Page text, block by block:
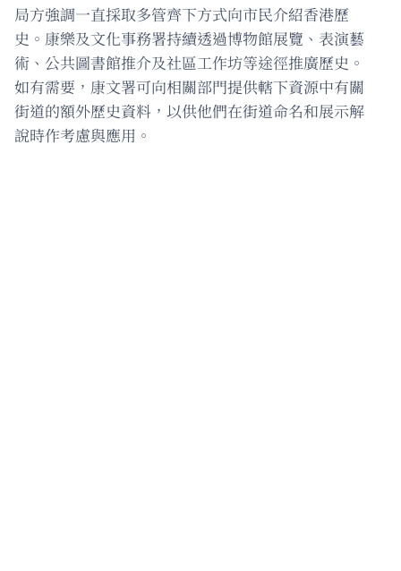
局方強調一直採取多管齊下方式向市民介紹香港歷
史。康樂及文化事務署持續透過博物館展覽、表演藝
術、公共圖書館推介及社區工作坊等途徑推廣歷史。
如有需要，康文署可向相關部門提供轄下資源中有關
街道的額外歷史資料，以供他們在街道命名和展示解
說時作考慮與應用。